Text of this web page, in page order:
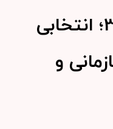
ست هدیه – کد 3047؛ انتخابی
و